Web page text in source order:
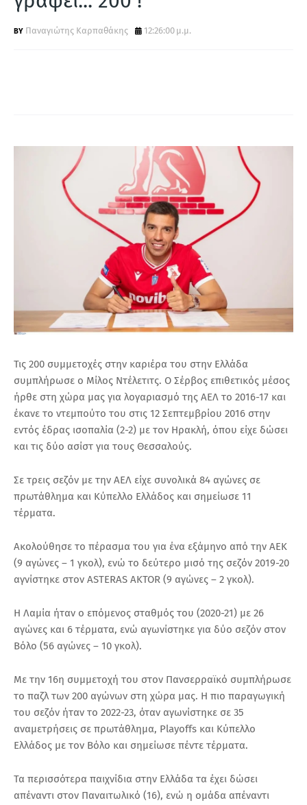
Παναγιώτης Καρπαθάκης 12:26:00 μ.μ.
Τις 200 συμμετοχές στην καριέρα του στην Ελλάδα
συμπλήρωσε ο Μίλος Ντέλετιτς. Ο Σέρβος επιθετικός μέσος
ήρθε στη χώρα μας για λογαριασμό της ΑΕΛ το 2016-17 και
έκανε το ντεμπούτο του στις 12 Σεπτεμβρίου 2016 στην
εντός έδρας ισοπαλία (2-2) με τον Ηρακλή, όπου είχε δώσει
και τις δύο ασίστ για τους Θεσσαλούς.
Σε τρεις σεζόν με την ΑΕΛ είχε συνολικά 84 αγώνες σε
πρωτάθλημα και Κύπελλο Ελλάδος και σημείωσε 11
τέρματα.
Ακολούθησε το πέρασμα του για ένα εξάμηνο από την ΑΕΚ
(9 αγώνες – 1 γκολ), ενώ το δεύτερο μισό της σεζόν 2019-20
αγνίστηκε στον ASTERAS AKTOR (9 αγώνες – 2 γκολ).
Η Λαμία ήταν ο επόμενος σταθμός του (2020-21) με 26
αγώνες και 6 τέρματα, ενώ αγωνίστηκε για δύο σεζόν στον
Βόλο (56 αγώνες – 10 γκολ).
Με την 16η συμμετοχή του στον Πανσερραϊκό συμπλήρωσε
το παζλ των 200 αγώνων στη χώρα μας. Η πιο παραγωγική
του σεζόν ήταν το 2022-23, όταν αγωνίστηκε σε 35
αναμετρήσεις σε πρωτάθλημα, Playoffs και Κύπελλο
Ελλάδος με τον Βόλο και σημείωσε πέντε τέρματα.
Τα περισσότερα παιχνίδια στην Ελλάδα τα έχει δώσει
απέναντι στον Παναιτωλικό (16), ενώ η ομάδα απέναντι